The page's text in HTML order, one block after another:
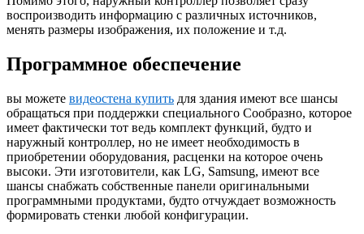
воспроизводить информацию с различных источников,
менять размеры изображения, их положение и т.д.
Программное обеспечение
вы можете видеостена купить для здания имеют все шансы
обращаться при поддержки специального Сообразно, которое
имеет фактически тот ведь комплект функций, будто и
наружный контроллер, но не имеет необходимость в
приобретении оборудования, расценки на которое очень
высоки. Эти изготовители, как LG, Samsung, имеют все
шансы снабжать собственные панели оригинальными
программными продуктами, будто отчуждает возможность
формировать стенки любой конфигурации.